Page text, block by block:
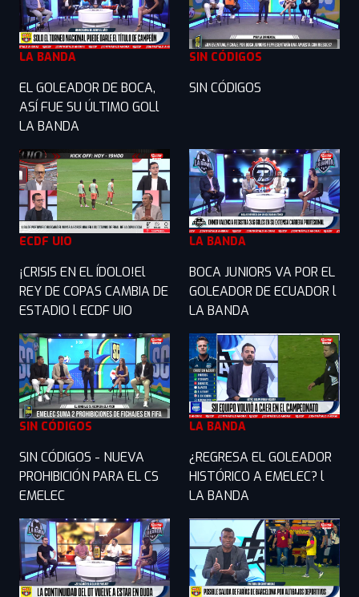
LA BANDA
EL GOLEADOR DE BOCA,
ASÍ FUE SU ÚLTIMO GOLl
LA BANDA
SIN CÓDIGOS
SIN CÓDIGOS
ECDF UIO
¡CRISIS EN EL ÍDOLO!El
REY DE COPAS CAMBIA DE
ESTADIO l ECDF UIO
LA BANDA
BOCA JUNIORS VA POR EL
GOLEADOR DE ECUADOR l
LA BANDA
SIN CÓDIGOS
SIN CÓDIGOS - NUEVA
PROHIBICIÓN PARA EL CS
EMELEC
LA BANDA
¿REGRESA EL GOLEADOR
HISTÓRICO A EMELEC? l
LA BANDA